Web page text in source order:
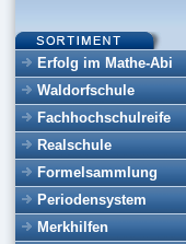
Erfolg im Mathe-Abi
Waldorfschule
Fachhochschulreife
Realschule
Formelsammlung
Periodensystem
Merkhilfen